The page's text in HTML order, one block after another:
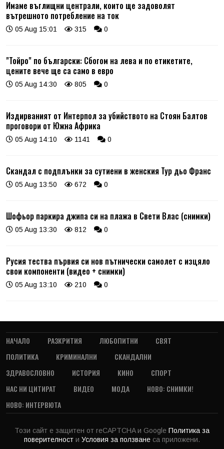
Имаме въглищни централи, които ще задоволят
вътрешното потребление на ток
05 Aug 15:01 315 0
"Тойро" по български: Сбогом на лева и по етикетите,
цените вече ще са само в евро
05 Aug 14:30 805 0
Издирваният от Интерпол за убийството на Стоян Балтов
проговори от Южна Африка
05 Aug 14:10 1141 0
Скандал с подплънки за сутиени в женския Тур дьо Франс
05 Aug 13:50 672 0
Шофьор паркира джипа си на плажа в Свети Влас (снимки)
05 Aug 13:30 812 0
Русия тества първия си нов пътнически самолет с изцяло
свои компоненти (видео + снимки)
05 Aug 13:10 210 0
НАЧАЛО РАЗКРИТИЯ ЛЮБОПИТНИ
СВЯТ
ПОЛИТИКА
КРИМИНАЛНИ
СКАНДАЛНИ
ЗДРАВОСЛОВНО
ИСТОРИЯ КИНО
СПОРТ
НАС НИ ЦИТИРАТ
ВИДЕО МОДА
НОВО: СНИМКИ!
НОВО: ИНТЕРВЮТА
Този сайт е защитен от reCAPTCHA и Google Политика за
поверителност и Условия за ползване са приложени.